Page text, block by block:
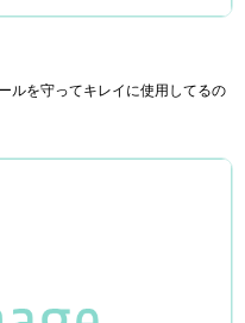
ルを守ってキレイに使用してるの